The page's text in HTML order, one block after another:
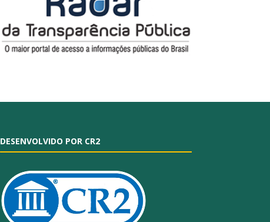
DESENVOLVIDO POR CR2